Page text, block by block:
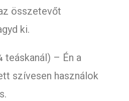
összetevőt
ki.
teáskanál) – Én a
szívesen használok